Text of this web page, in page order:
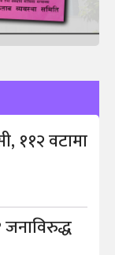
११२ वटामा